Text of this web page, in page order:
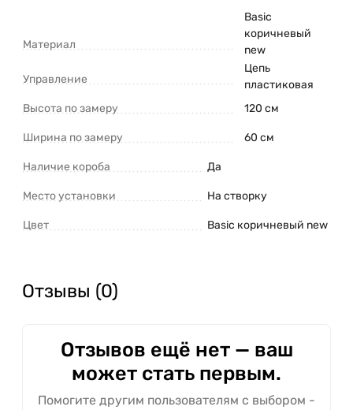
Материал
Basic
коричневый
new
Управление
Цепь
пластиковая
Высота по замеру
120 см
Ширина по замеру 60 см
Наличие короба Да
Место установки На створку
Цвет Basic коричневый new
Отзывы (0)
Отзывов ещё нет — ваш
может стать первым.
Помогите другим пользователям с выбором -